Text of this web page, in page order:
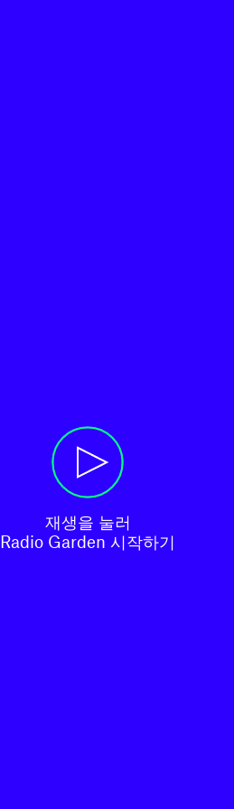
재생을 눌러
Radio Garden 시작하기